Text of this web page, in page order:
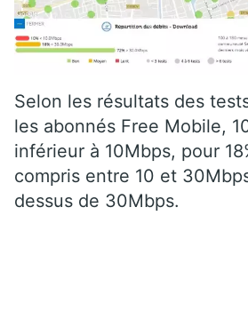
Selon les résultats des
les abonnés Free Mobile,
inférieur à 10Mbps, pour
compris entre 10 et
dessus de 30Mbps.